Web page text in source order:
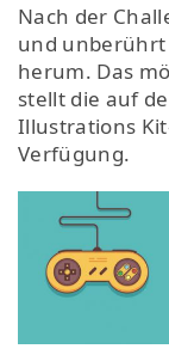
Nach der
und unberührt
herum. Das
stellt die auf
Illustrations
Verfügung.